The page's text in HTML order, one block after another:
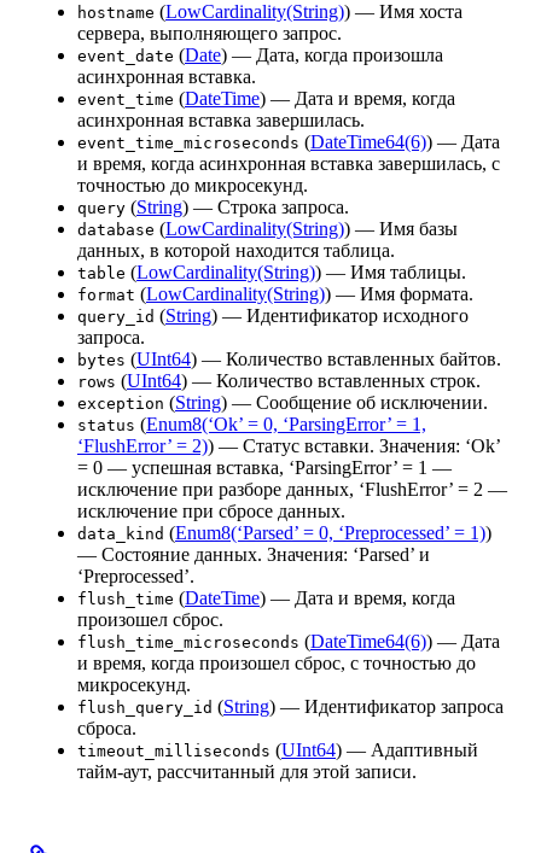
hostname (LowCardinality(String)) — Имя хоста
сервера, выполняющего запрос.
event_date (Date) — Дата, когда произошла
асинхронная вставка.
event_time (DateTime) — Дата и время, когда
асинхронная вставка завершилась.
event_time_microseconds (DateTime64(6)) — Дата
и время, когда асинхронная вставка завершилась, с
точностью до микросекунд.
query (String) — Строка запроса.
database (LowCardinality(String)) — Имя базы
данных, в которой находится таблица.
table (LowCardinality(String)) — Имя таблицы.
format (LowCardinality(String)) — Имя формата.
query_id (String) — Идентификатор исходного
запроса.
bytes (UInt64) — Количество вставленных байтов.
rows (UInt64) — Количество вставленных строк.
exception (String) — Сообщение об исключении.
status (Enum8(‘Ok’ = 0, ‘ParsingError’ = 1,
‘FlushError’ = 2)) — Статус вставки. Значения: ‘Ok’
= 0 — успешная вставка, ‘ParsingError’ = 1 —
исключение при разборе данных, ‘FlushError’ = 2 —
исключение при сбросе данных.
data_kind (Enum8(‘Parsed’ = 0, ‘Preprocessed’ = 1))
— Состояние данных. Значения: ‘Parsed’ и
‘Preprocessed’.
flush_time (DateTime) — Дата и время, когда
произошел сброс.
flush_time_microseconds (DateTime64(6)) — Дата
и время, когда произошел сброс, с точностью до
микросекунд.
flush_query_id (String) — Идентификатор запроса
сброса.
timeout_milliseconds (UInt64) — Адаптивный
тайм-аут, рассчитанный для этой записи.